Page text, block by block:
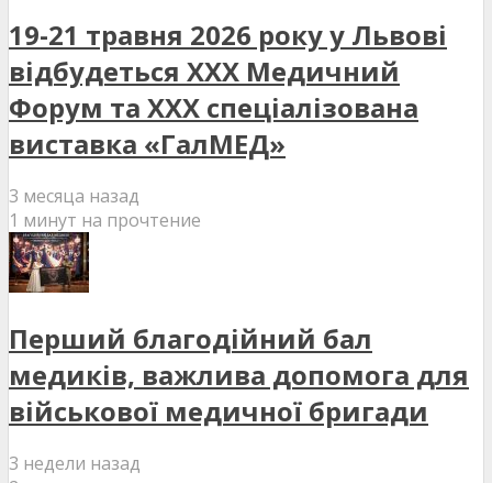
19-21 травня 2026 року у Львові
відбудеться XXX Медичний
Форум та XXX спеціалізована
виставка «ГалМЕД»
3 месяца назад
1 минут на прочтение
Перший благодійний бал
медиків, важлива допомога для
військової медичної бригади
3 недели назад